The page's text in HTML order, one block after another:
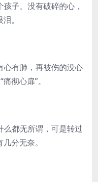
子。没有破碎的心，
。
有肺，再被伤的没心
彻心扉”。
都无所谓，可是转过
分无奈。